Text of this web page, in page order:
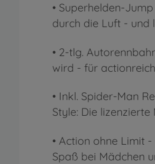
• Superhelden-
durch die Luft - und
• 2-tlg.
wird - für
• Inkl. Spider-Man
Style: Die
• Action ohne Limit
Spaß bei Mädchen